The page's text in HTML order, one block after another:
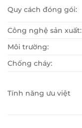
Quy cách đóng gói:
Công nghệ sản xuất:
Môi trường:
Chống cháy:
Tính năng ưu việt